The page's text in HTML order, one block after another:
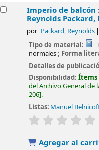
Imperio de balcón
Reynolds Packard,
por Packard, Reynolds
Tipo de material:
normales; Forma
Detalles de
Disponibilidad:Ítems
del Archivo General de
206 .
Listas: Manuel
valoración
Agregar al